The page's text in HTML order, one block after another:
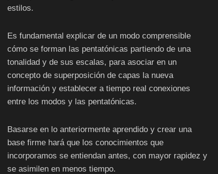
estilos.
Es fundamental explicar de un modo comprensible
cómo se forman las pentatónicas partiendo de una
tonalidad y de sus escalas, para asociar en un
concepto de superposición de capas la nueva
información y establecer a tiempo real conexiones
entre los modos y las pentatónicas.
Basarse en lo anteriormente aprendido y crear una
base firme hará que los conocimientos que
incorporamos se entiendan antes, con mayor rapidez y
se asimilen en menos tiempo.